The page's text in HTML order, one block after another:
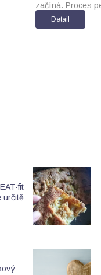
začíná. Proces
Detail
fit
určitě